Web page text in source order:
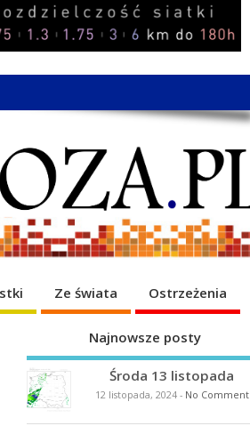
Ze świata Ostrzeżenia
Najnowsze posty
Środa 13 listopada
12 listopada, 2024- No Comment